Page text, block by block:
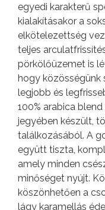
egyedi karakterű
kialakításakor a
elkötelezettség
teljes
pörkölőüzemet is
hogy közösségünk
legjobb és
100% arabica
jegyében készült,
találkozásából. A
együtt tiszta,
amely minden
minőséget nyújt.
köszönhetően a
lágy karamellás